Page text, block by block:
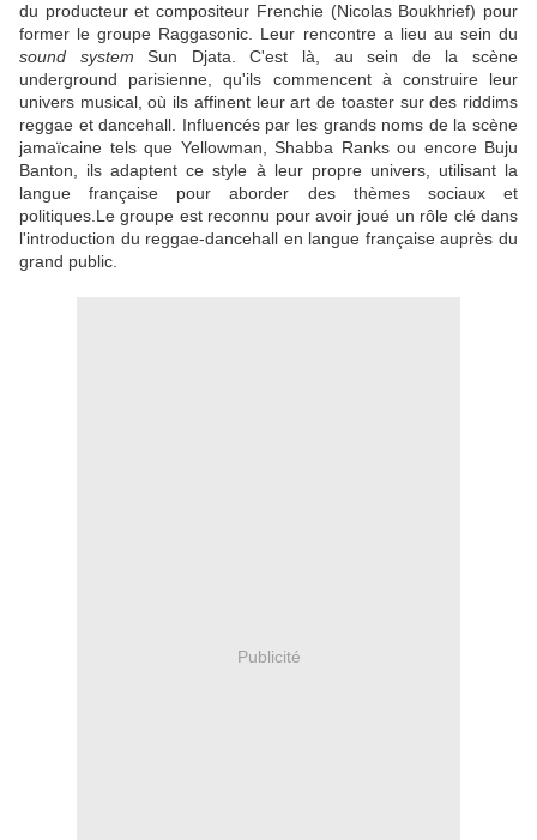
du producteur et compositeur Frenchie (Nicolas Boukhrief) pour
former le groupe Raggasonic. Leur rencontre a lieu au sein du
sound system Sun Djata. C'est là, au sein de la scène
underground parisienne, qu'ils commencent à construire leur
univers musical, où ils affinent leur art de toaster sur des riddims
reggae et dancehall. Influencés par les grands noms de la scène
jamaïcaine tels que Yellowman, Shabba Ranks ou encore Buju
Banton, ils adaptent ce style à leur propre univers, utilisant la
langue française pour aborder des thèmes sociaux et
politiques.Le groupe est reconnu pour avoir joué un rôle clé dans
l'introduction du reggae-dancehall en langue française auprès du
grand public.
Publicité